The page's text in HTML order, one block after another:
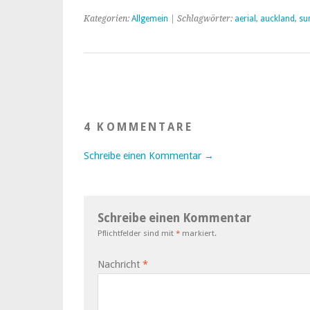
Kategorien: Allgemein | Schlagwörter: aerial , auckland,
4 KOMMENTARE
Schreibe einen Kommentar →
Schreibe einen Kommentar
Pflichtfelder sind mit * markiert.
Nachricht *